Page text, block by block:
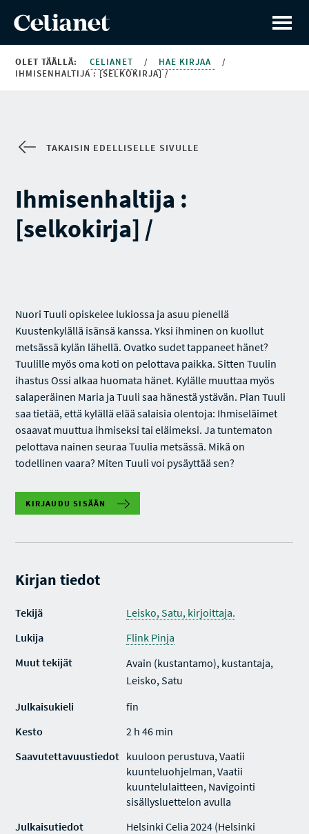
OLET TÄÄLLÄ: CELIANET / HAE KIRJAA
/
IHMISENHALTIJA : [SELKOKIRJA] /
TAKAISIN EDELLISELLE SIVULLE
Ihmisenhaltija :
[selkokirja] /
Nuori Tuuli opiskelee lukiossa ja asuu pienellä
Kuustenkylällä isänsä kanssa. Yksi ihminen on kuollut
metsässä kylän lähellä. Ovatko sudet tappaneet hänet?
Tuulille myös oma koti on pelottava paikka. Sitten Tuulin
ihastus Ossi alkaa huomata hänet. Kylälle muuttaa myös
salaperäinen Maria ja Tuuli saa hänestä ystävän. Pian Tuuli
saa tietää, että kylällä elää salaisia olentoja: Ihmiseläimet
osaavat muuttua ihmiseksi tai eläimeksi. Ja tuntematon
pelottava nainen seuraa Tuulia metsässä. Mikä on
todellinen vaara? Miten Tuuli voi pysäyttää sen?
KIRJAUDU SISÄÄN
Kirjan tiedot
Tekijä
Leisko, Satu, kirjoittaja.
Lukija
Flink Pinja
Muut tekijät
Avain (kustantamo), kustantaja,
Leisko, Satu
Julkaisukieli
fin
Kesto
2 h 46 min
Saavutettavuustiedot kuuloon perustuva, Vaatii
kuunteluohjelman, Vaatii
kuuntelulaitteen, Navigointi
sisällysluettelon avulla
Julkaisutiedot
Helsinki Celia 2024 (Helsinki